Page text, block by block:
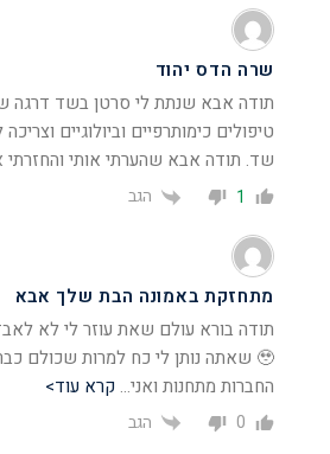
שרה הדס יהוד
תודה אבא שנתת לי סרטן בשד דרגה
טיפולים כימותרפיים וביולוגיים
שד. תודה אבא שהערתי אותי והחזרתי
1 הגב
מתחזקת באמונה הבת שלך אבא
תודה בורא עולם שאת עוזר לי לא לאבד
🥹 שאתה נותן לי כח למרות שכולם
החברות מתחנות ואני… קרא עוד>
0 הגב